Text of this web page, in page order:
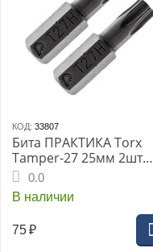
КОД: 33807
Бита ПРАКТИКА Torx
Tamper-27 25мм 2шт
блистер серия Профи
0.0
В наличии
75 ₽